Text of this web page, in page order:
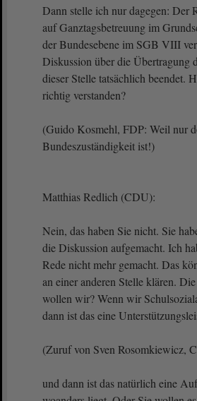
Dann stelle ich nur dagegen: Der
auf Ganztagsbetreuung im
der Bundesebene im SGB VIII
Diskussion über die Übertragung
dieser Stelle tatsächlich beendet.
richtig verstanden?
(Guido Kosmehl, FDP: Weil nur
Bundeszuständigkeit ist!)
Matthias Redlich (CDU):
Nein, das haben Sie nicht. Sie
die Diskussion aufgemacht. Ich
Rede nicht mehr gemacht. Das
an einer anderen Stelle klären.
wollen wir? Wenn wir
dann ist das eine
(Zuruf von Sven Rosomkiewicz,
und dann ist das natürlich eine